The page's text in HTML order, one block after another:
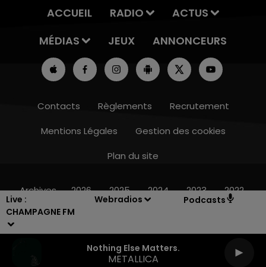
Live :
CHAMPAGNE FM
Webradios Podcasts
Nothing Else Matters.
METALLICA
10h00 - 14h00
ACCUEIL RADIO
ACTUS
MÉDIAS
JEUX ANNONCEURS
Contacts Règlements
Recrutement
Mentions Légales
Gestion des cookies
Plan du site
Archives 2026 2025 2024 2023 2022